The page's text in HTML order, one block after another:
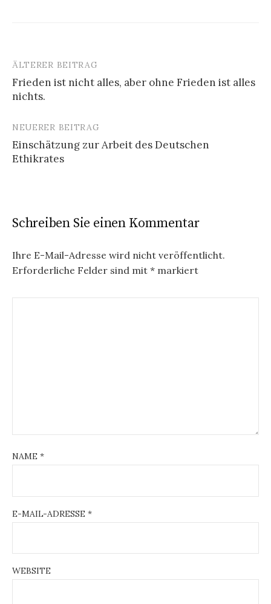
Beitrags-
Navigation
ÄLTERER BEITRAG
Frieden ist nicht alles, aber ohne Frieden ist alles
nichts.
NEUERER BEITRAG
Einschätzung zur Arbeit des Deutschen
Ethikrates
Schreiben Sie einen Kommentar
Ihre E-Mail-Adresse wird nicht veröffentlicht.
Erforderliche Felder sind mit * markiert
NAME *
E-MAIL-ADRESSE *
WEBSITE